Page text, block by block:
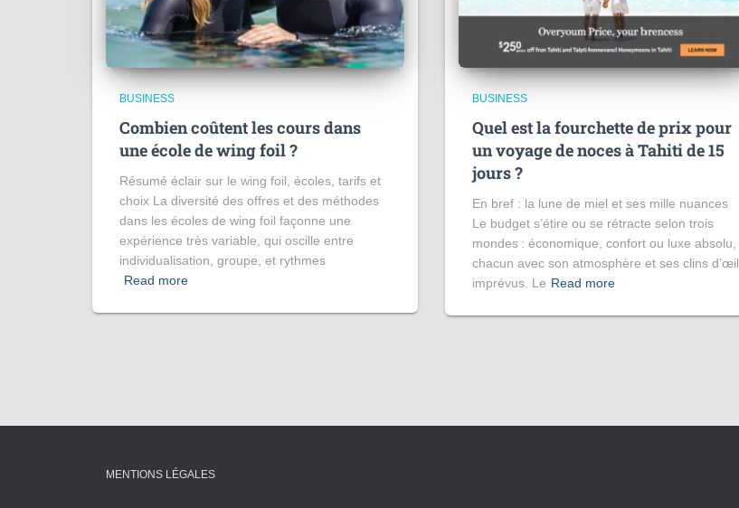
BUSINESS
Combien coûtent les cours dans
une école de wing foil ?
Résumé éclair sur le wing foil, écoles, tarifs et
choix La diversité des offres et des méthodes
dans les écoles de wing foil façonne une
expérience très variable, qui oscille entre
individualisation, groupe, et rythmes
Read more
BUSINESS
Quel est la fourchette de prix pour
un voyage de noces à Tahiti de 15
jours​ ?
En bref : la lune de miel et ses mille nuances
Le budget s’étire ou se rétracte selon trois
mondes : économique, confort ou luxe absolu,
chacun avec son atmosphère et ses clins d’œil
imprévus. Le Read more
MENTIONS LÉGALES